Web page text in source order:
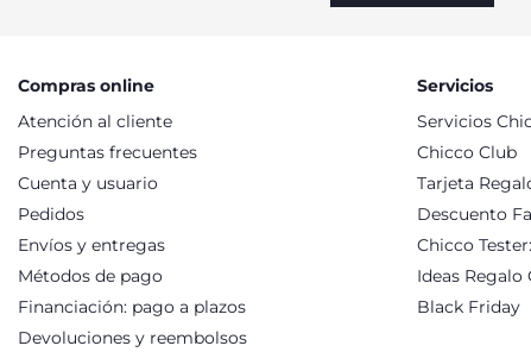
Compras online
Atención al cliente
Preguntas frecuentes
Cuenta y usuario
Pedidos
Envíos y entregas
Métodos de pago
Financiación: pago a plazos
Devoluciones y reembolsos
Servicios
Servicios
Chicco Club
Tarjeta
Descuento
Chicco
Ideas Regalo
Black Friday